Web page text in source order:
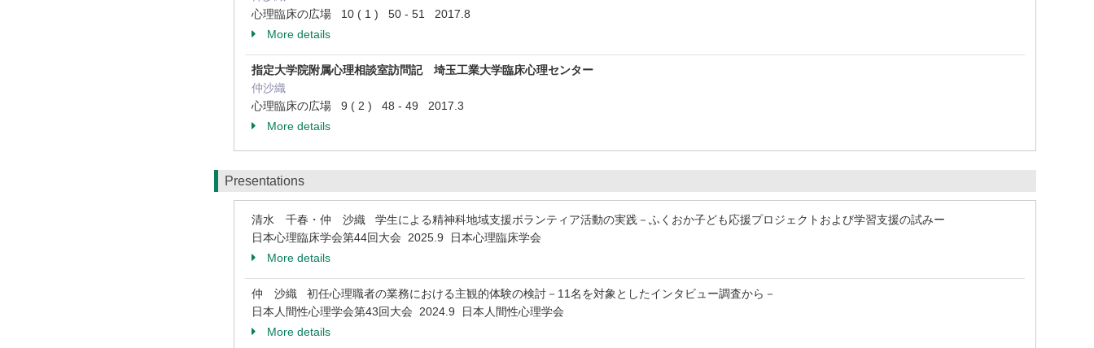
心理臨床の広場 10 ( 1 ) 50 - 51 2017.8
More details
指定大学院附属心理相談室訪問記 埼玉工業大学臨床心理センター
仲沙織
心理臨床の広場 9 ( 2 ) 48 - 49 2017.3
More details
Presentations
清水 千春・仲 沙織 学生による精神科地域支援ボランティア活動の実践－ふくおか子ども応援プロジェクトおよび学習支援の試みー
日本心理臨床学会第44回大会 2025.9 日本心理臨床学会
More details
仲 沙織 初任心理職者の業務における主観的体験の検討－11名を対象としたインタビュー調査から－
日本人間性心理学会第43回大会 2024.9 日本人間性心理学会
More details